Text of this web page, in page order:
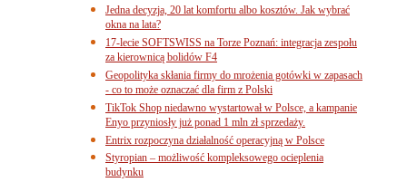
Jedna decyzja, 20 lat komfortu albo kosztów. Jak wybrać
okna na lata?
17-lecie SOFTSWISS na Torze Poznań: integracja zespołu
za kierownicą bolidów F4
Geopolityka skłania firmy do mrożenia gotówki w zapasach
- co to może oznaczać dla firm z Polski
TikTok Shop niedawno wystartował w Polsce, a kampanie
Enyo przyniosły już ponad 1 mln zł sprzedaży.
Entrix rozpoczyna działalność operacyjną w Polsce
Styropian – możliwość kompleksowego ocieplenia
budynku